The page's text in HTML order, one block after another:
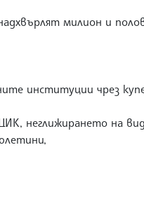
милион и
институции чрез
неглижирането на